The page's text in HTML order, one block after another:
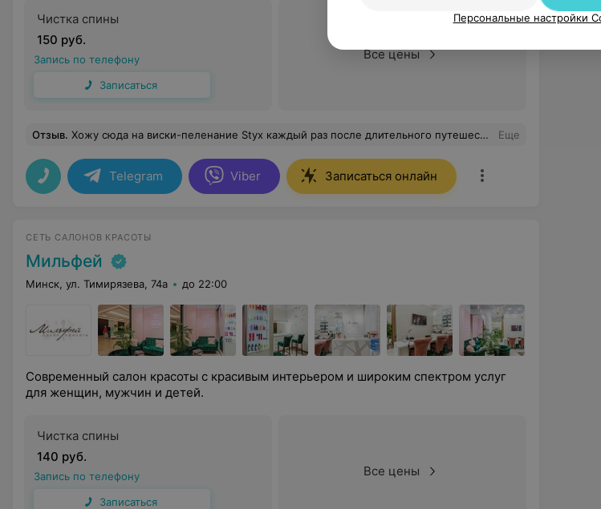
Чистка спины
150 руб.
Запись по телефону
Записаться
Все цены
Отзыв. Хожу сюда на виски-пеленание Styx каждый раз после длительного путешествия на машине. Суперски снимает отеки после длительного нахождения за рулем, даже одна процедура. В студии все приятно, все нравится. Тут есть и другие процедуры, но пока я их не изучила) Еще
Telegram Viber Записаться онлайн
СЕТЬ САЛОНОВ КРАСОТЫ
Мильфей
Минск, ул. Тимирязева, 74а до 22:00
Современный салон красоты с красивым интерьером и широким спектром услуг
для женщин, мужчин и детей.
Чистка спины
140 руб.
Запись по телефону
Записаться
Все цены
Персональные настройки